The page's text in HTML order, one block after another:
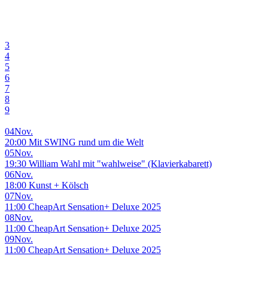
3
4
5
6
7
8
9
04Nov.
20:00 Mit SWING rund um die Welt
05Nov.
19:30 William Wahl mit "wahlweise" (Klavierkabarett)
06Nov.
18:00 Kunst + Kölsch
07Nov.
11:00 CheapArt Sensation+ Deluxe 2025
08Nov.
11:00 CheapArt Sensation+ Deluxe 2025
09Nov.
11:00 CheapArt Sensation+ Deluxe 2025